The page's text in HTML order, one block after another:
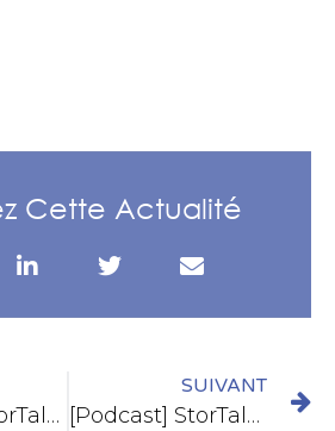
Cette Actualité
[Podcast] StorTalk – “Stordata, les Origines”
SUIVANT
[Podcast] StorTalk – “Enjeux IT : la réponse de Stordata”